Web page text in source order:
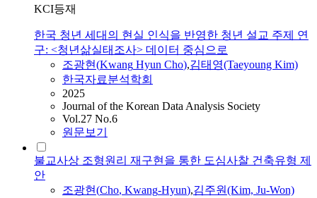
KCI등재
한국 청년 세대의 현실 인식을 반영한 청년 설교 주제 연
구: <청년삶실태조사> 데이터 중심으로
조광현(Kwang Hyun Cho),김태영(Taeyoung Kim)
한국자료분석학회
2025
Journal of the Korean Data Analysis Society
Vol.27 No.6
원문보기
불교사상 조형원리 재구현을 통한 도심사찰 건축유형 제
안
조광현(Cho, Kwang-Hyun),김주원(Kim, Ju-Won)